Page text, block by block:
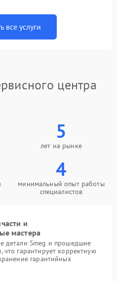
все услуги
центра
5
лет на рынке
4
минимальный опыт работы
специалистов
и
мастера
детали Smeg и прошедшие
гарантирует корректную
гарантийных